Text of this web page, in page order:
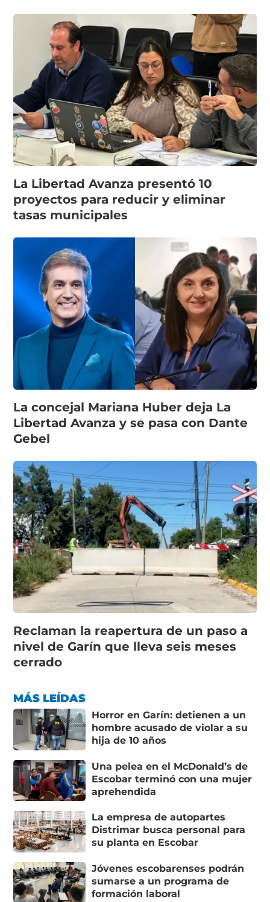
La Libertad Avanza presentó 10
proyectos para reducir y eliminar
tasas municipales
La concejal Mariana Huber deja La
Libertad Avanza y se pasa con Dante
Gebel
Reclaman la reapertura de un paso a
nivel de Garín que lleva seis meses
cerrado
MÁS LEÍDAS
Horror en Garín: detienen a un
hombre acusado de violar a su
hija de 10 años
Una pelea en el McDonald’s de
Escobar terminó con una mujer
aprehendida
La empresa de autopartes
Distrimar busca personal para
su planta en Escobar
Jóvenes escobarenses podrán
sumarse a un programa de
formación laboral